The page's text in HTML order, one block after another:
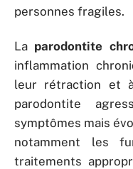
personnes fragiles.
La parodontite
inflammation
leur rétraction et
parodontite
symptômes mais
notamment les
traitements